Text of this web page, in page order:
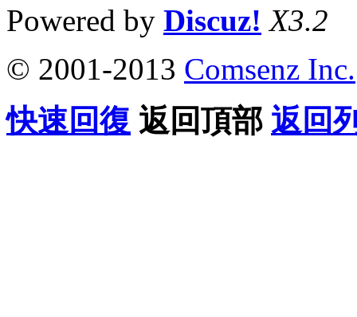
Powered by Discuz! X3.2
© 2001-2013 Comsenz Inc.
快速回復 返回頂部 返回